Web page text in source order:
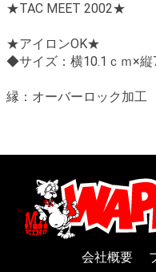
★TAC MEET 2002★
★アイロンOK★
◆サイズ：横10.1ｃｍ×
縁：オーバーロック加工
会社概要